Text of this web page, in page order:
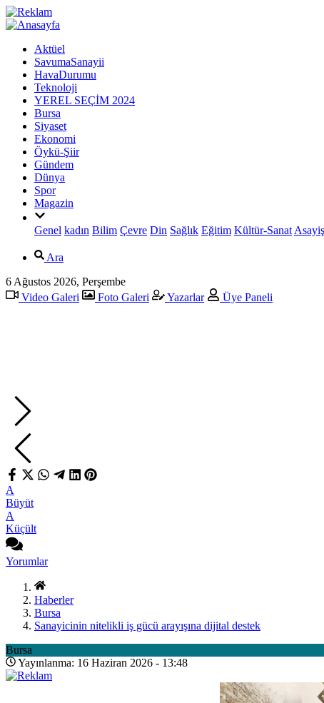
Aktüel
SavumaSanayii
HavaDurumu
Teknoloji
YEREL SEÇİM 2024
Bursa
Siyaset
Ekonomi
Öykü-Şiir
Gündem
Dünya
Spor
Magazin
Genel kadın Bilim Çevre Din Sağlık Eğitim Kültür-Sanat Asayiş
Ara
6 Ağustos 2026, Perşembe
Video Galeri
Foto Galeri Yazarlar Üye Paneli
A
Büyüt
A
Küçült
Yorumlar
Haberler
Bursa
Sanayicinin nitelikli iş gücü arayışına dijital destek
Bursa
Yayınlanma: 16 Haziran 2026 - 13:48